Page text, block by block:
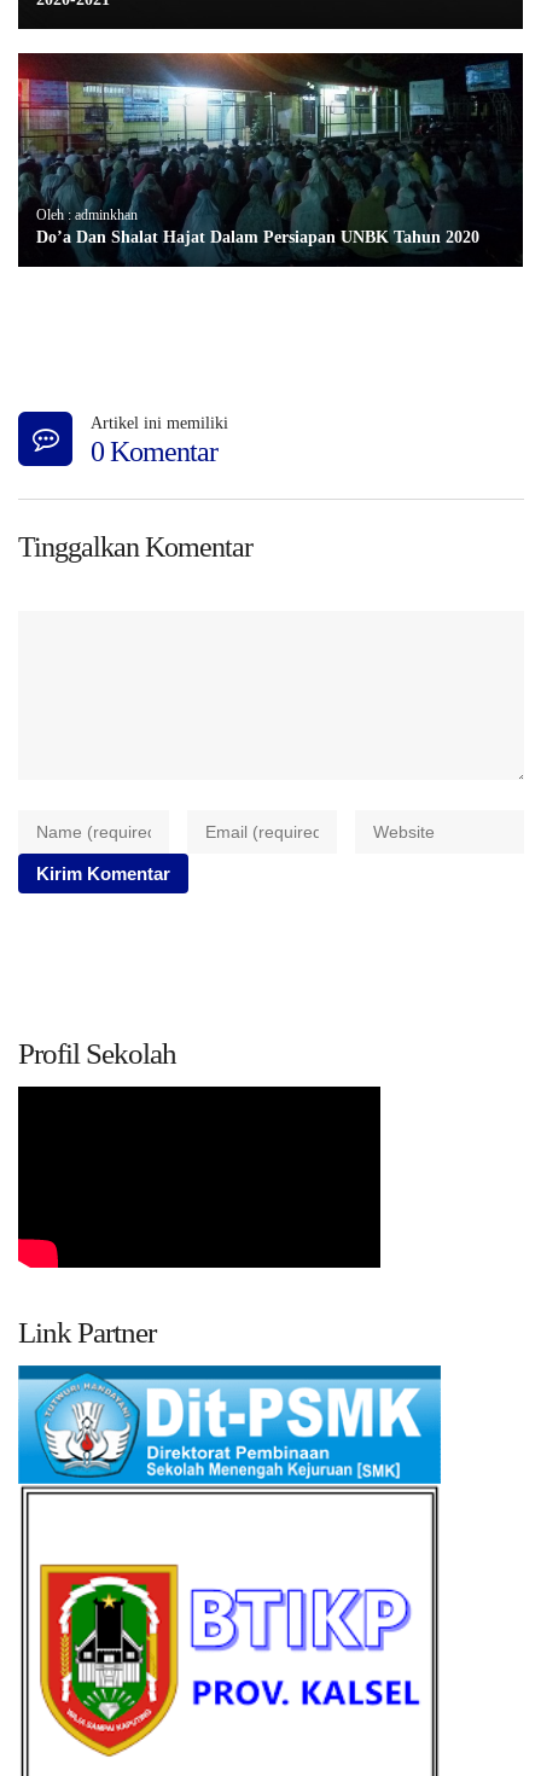
Oleh : adminkhan
Do’a Dan Shalat Hajat Dalam Persiapan UNBK Tahun 2020
Artikel ini memiliki
0 Komentar
Tinggalkan Komentar
Profil Sekolah
Link Partner